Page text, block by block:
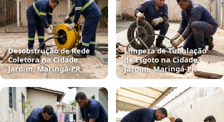
Desobstrução de Rede
Coletora na Cidade
Jardim, Maringá‑PR
Limpeza de Tubulação
de Esgoto na Cidade
Jardim, Maringá‑PR